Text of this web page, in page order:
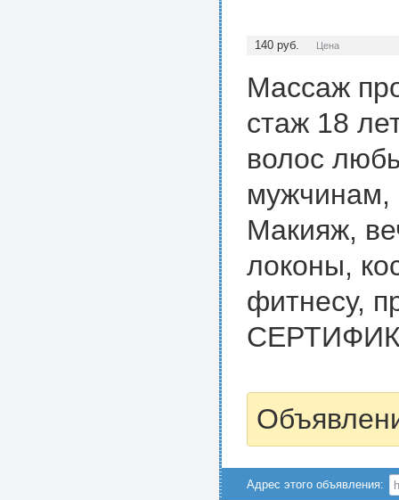
140 руб. Цена
Массаж
стаж 18
волос
мужчинам,
Макияж,
локоны,
фитнесу,
Адрес этого объявления: